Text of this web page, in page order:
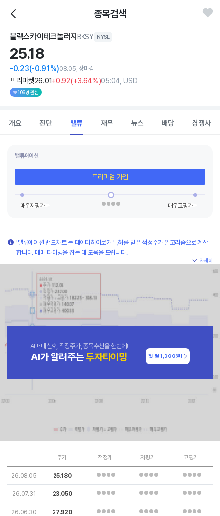
종목검색
블랙스카이테크놀러지 BKSY NYSE
25.18
-0.23(-0.91%)08.05, 장마감
프리마켓26.01+0.92(+3.64%)05:04, USD
106명 관심
개요 진단 밸류 재무 뉴스 배당 경쟁사
밸류에이션
프리미엄 가입
'밸류에이션 밴드차트'는 데이터히어로가 특허를 받은 적정주가 알고리즘으로 계산
합니다. 매매 타이밍을 잡는 데 도움을 드립니다.
자세히
AI매매신호, 적정주가, 종목추천을 한번에!
AI가 알려주는투자타이밍 첫 달1,000원!
주가 적정가 저평가 고평가
26.08.05 25.180
26.07.31 23.050
26.06.30 27.920